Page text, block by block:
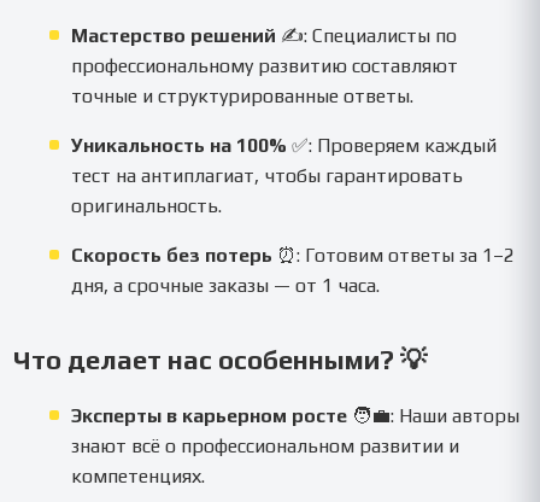
Мастерство решений ✍️: Специалисты по
профессиональному развитию составляют
точные и структурированные ответы.
Уникальность на 100% ✅: Проверяем каждый
тест на антиплагиат, чтобы гарантировать
оригинальность.
Скорость без потерь ⏰: Готовим ответы за 1–2
дня, а срочные заказы — от 1 часа.
Что делает нас особенными? 💡
Эксперты в карьерном росте 🧑‍💼: Наши авторы
знают всё о профессиональном развитии и
компетенциях.